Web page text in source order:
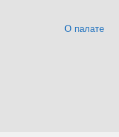
О палате